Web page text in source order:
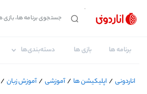
برنامه ها بازی ها دسته‌بندی‌ها
اناردونی / اپلیکیشن ها /آموزشی /آموزش زبان /